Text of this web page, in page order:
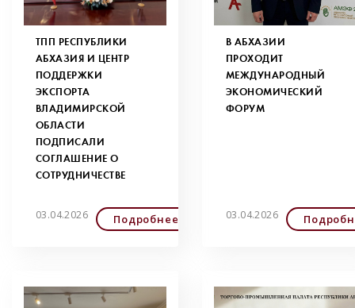
ТПП РЕСПУБЛИКИ
АБХАЗИЯ И ЦЕНТР
ПОДДЕРЖКИ
ЭКСПОРТА
ВЛАДИМИРСКОЙ
ОБЛАСТИ
ПОДПИСАЛИ
СОГЛАШЕНИЕ О
СОТРУДНИЧЕСТВЕ
03.04.2026 Подробнее
В АБХАЗИИ
ПРОХОДИТ
МЕЖДУНАРОДНЫЙ
ЭКОНОМИЧЕСКИЙ
ФОРУМ
03.04.2026